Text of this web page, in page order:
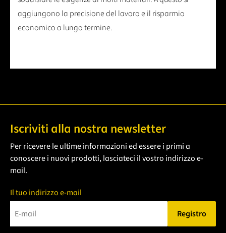
aggiungono la precisione del lavoro e il risparmio
economico a lungo termine.
Iscriviti alla nostra newsletter
Per ricevere le ultime informazioni ed essere i primi a
conoscere i nuovi prodotti, lasciateci il vostro indirizzo e-
mail.
Il tuo indirizzo e-mail
Registro